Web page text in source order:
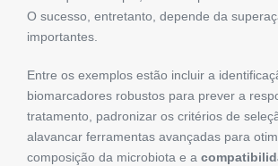
O sucesso, entretanto, depende da
importantes.
Entre os exemplos estão incluir a
biomarcadores robustos para prever a
tratamento, padronizar os critérios de
alavancar ferramentas avançadas para
composição da microbiota e a